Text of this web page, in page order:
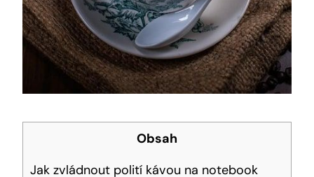
Obsah
Jak zvládnout polití kávou na notebook